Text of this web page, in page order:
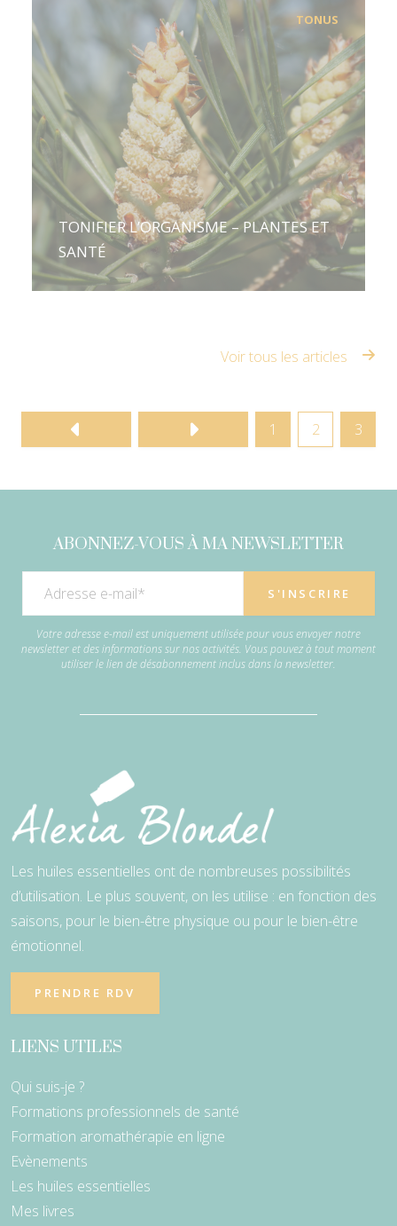
TONUS
TONIFIER L’ORGANISME – PLANTES ET
SANTÉ
Voir tous les articles
1 2 3
ABONNEZ-VOUS À MA NEWSLETTER
Votre adresse e-mail est uniquement utilisée pour vous envoyer notre
newsletter et des informations sur nos activités. Vous pouvez à tout moment
utiliser le lien de désabonnement inclus dans la newsletter.
Les huiles essentielles ont de nombreuses possibilités
d’utilisation. Le plus souvent, on les utilise : en fonction des
saisons, pour le bien-être physique ou pour le bien-être
émotionnel.
PRENDRE RDV
LIENS UTILES
Qui suis-je ?
Formations professionnels de santé
Formation aromathérapie en ligne
Evènements
Les huiles essentielles
Mes livres